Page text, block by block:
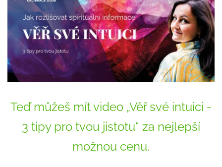
Teď můžeš mít video „Věř své intuici -
3 tipy pro tvou jistotu“ za nejlepší
možnou cenu.